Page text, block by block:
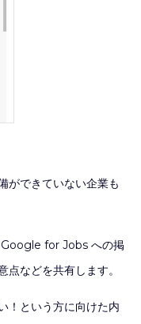
ができていない企業も
Google for Jobs への掲
などを共有します。
！という方に向けた内